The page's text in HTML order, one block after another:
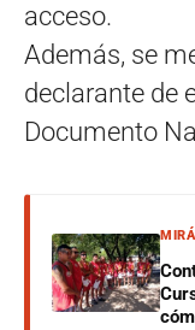
acceso.
Además, se
declarante de
Documento